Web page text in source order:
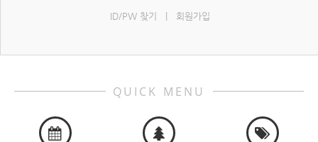
ID/PW 찾기 회원가입
QUICK MENU